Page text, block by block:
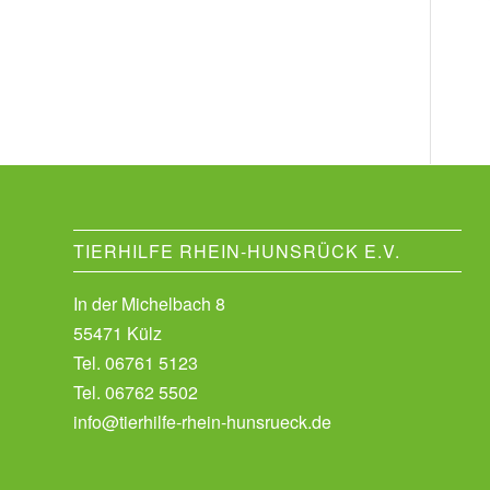
TIERHILFE RHEIN-HUNSRÜCK E.V.
In der Michelbach 8
55471 Külz
Tel. 06761 5123
Tel. 06762 5502
info@tierhilfe-rhein-hunsrueck.de